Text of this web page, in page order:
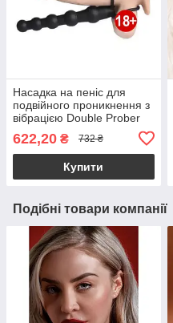
Насадка на пеніс для
подвійного проникнення з
вібрацією Double Prober
622,20 ₴ 732 ₴
Купити
Подібні товари компанії